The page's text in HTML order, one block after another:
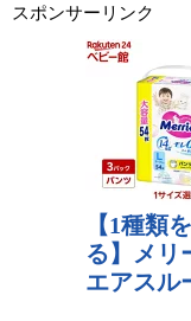
スポンサーリンク